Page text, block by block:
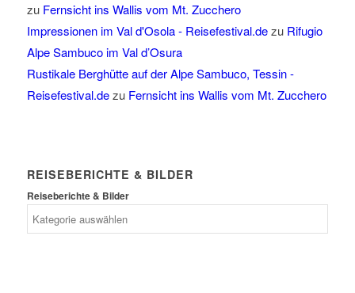
zu Fernsicht ins Wallis vom Mt. Zucchero
Impressionen im Val d'Osola - Reisefestival.dezu Rifugio
Alpe Sambuco im Val d’Osura
Rustikale Berghütte auf der Alpe Sambuco, Tessin -
Reisefestival.dezu Fernsicht ins Wallis vom Mt. Zucchero
REISEBERICHTE & BILDER
Reiseberichte & Bilder